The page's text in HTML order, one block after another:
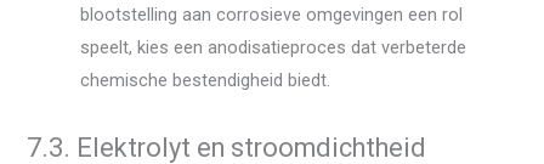
blootstelling aan corrosieve omgevingen een rol
speelt, kies een anodisatieproces dat verbeterde
chemische bestendigheid biedt.
7.3. Elektrolyt en stroomdichtheid